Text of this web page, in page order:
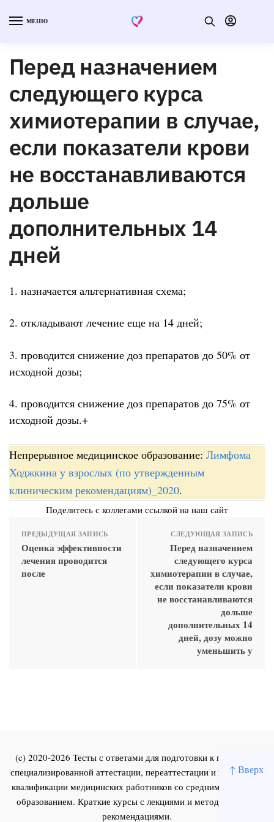
↑ Вверх
МЕНЮ
Перед назначением
следующего курса
химиотерапии в случае,
если показатели крови
не восстанавливаются
дольше
дополнительных 14
дней
1. назначается альтернативная схема;
2. откладывают лечение еще на 14 дней;
3. проводится снижение доз препаратов до 50% от
исходной дозы;
4. проводится снижение доз препаратов до 75% от
исходной дозы.+
Непрерывное медицинское образование: Лимфома
Ходжкина у взрослых (по утвержденным
клиническим рекомендациям)_2020.
Поделитесь с коллегами ссылкой на наш сайт
ПРЕДЫДУЩАЯ ЗАПИСЬ
Оценка эффективности
лечения проводится
после
СЛЕДУЮЩАЯ ЗАПИСЬ
Перед назначением
следующего курса
химиотерапии в случае,
если показатели крови
не восстанавливаются
дольше
дополнительных 14
дней, дозу можно
уменьшить у
(c) 2020-2026 Тесты с ответами для подготовки к первичной
специализированной аттестации, переаттестации и повышения
квалификации медицинских работников со средним и высшим
образованием. Краткие курсы с лекциями и методическими
рекомендациями.